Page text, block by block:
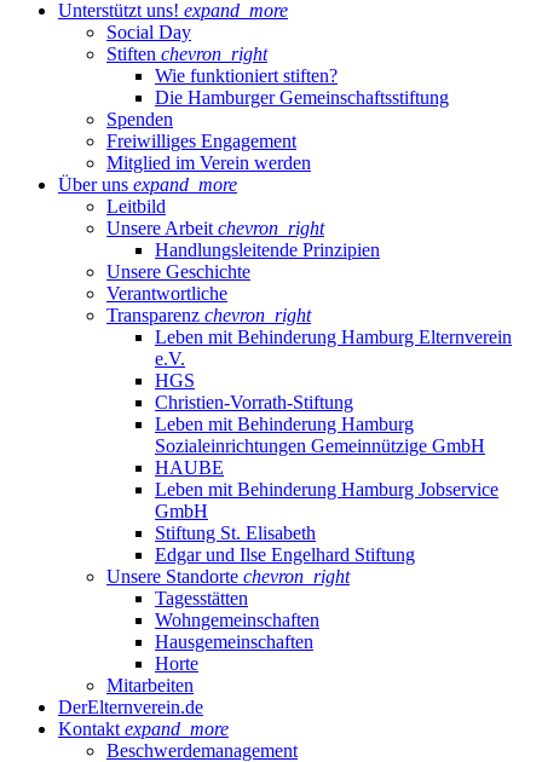
Unterstützt uns! expand_more
Social Day
Stiften chevron_right
Wie funktioniert stiften?
Die Hamburger Gemeinschaftsstiftung
Spenden
Freiwilliges Engagement
Mitglied im Verein werden
Über uns expand_more
Leitbild
Unsere Arbeit chevron_right
Handlungsleitende Prinzipien
Unsere Geschichte
Verantwortliche
Transparenz chevron_right
Leben mit Behinderung Hamburg Elternverein
e.V.
HGS
Christien-Vorrath-Stiftung
Leben mit Behinderung Hamburg
Sozialeinrichtungen Gemeinnützige GmbH
HAUBE
Leben mit Behinderung Hamburg Jobservice
GmbH
Stiftung St. Elisabeth
Edgar und Ilse Engelhard Stiftung
Unsere Standorte chevron_right
Tagesstätten
Wohngemeinschaften
Hausgemeinschaften
Horte
Mitarbeiten
DerElternverein.de
Kontakt expand_more
Beschwerdemanagement